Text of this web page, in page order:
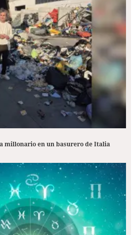
millonario en un basurero de Italia